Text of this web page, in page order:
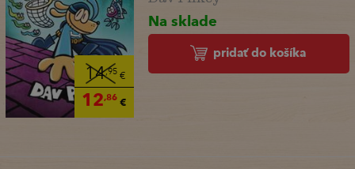
14,95€
12,86€
Na sklade
pridať do košíka